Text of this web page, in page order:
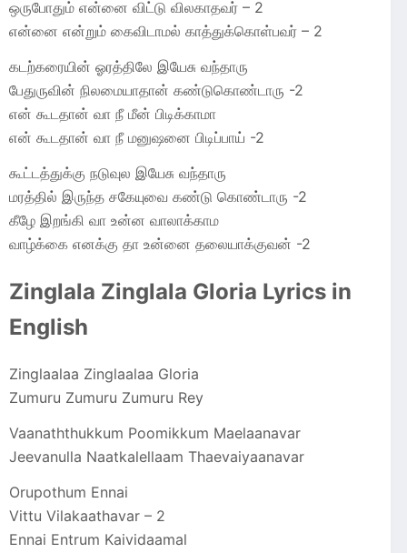
ஒருபோதும் என்னை விட்டு விலகாதவர் – 2
என்னை என்றும் கைவிடாமல் காத்துக்கொள்பவர் – 2
கடற்கரையின் ஓரத்திலே இயேசு வந்தாரு
பேதுருவின் நிலமையாதான் கண்டுகொண்டாரு -2
என் கூடதான் வா நீ மீன் பிடிக்காமா
என் கூடதான் வா நீ மனுஷனை பிடிப்பாய் -2
கூட்டத்துக்கு நடுவுல இயேசு வந்தாரு
மரத்தில் இருந்த சகேயுவை கண்டு கொண்டாரு -2
கீழே இறங்கி வா உன்ன வாலாக்காம
வாழ்க்கை எனக்கு தா உன்னை தலையாக்குவன் -2
Zinglala Zinglala Gloria Lyrics in
English
Zinglaalaa Zinglaalaa Gloria
Zumuru Zumuru Zumuru Rey
Vaanaththukkum Poomikkum Maelaanavar
Jeevanulla Naatkalellaam Thaevaiyaanavar
Orupothum Ennai
Vittu Vilakaathavar – 2
Ennai Entrum Kaividaamal